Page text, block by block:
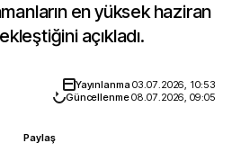
en yüksek haziran
açıkladı.
Yayınlanma03.07.2026, 10:53
Güncellenme08.07.2026, 09:05
Paylaş